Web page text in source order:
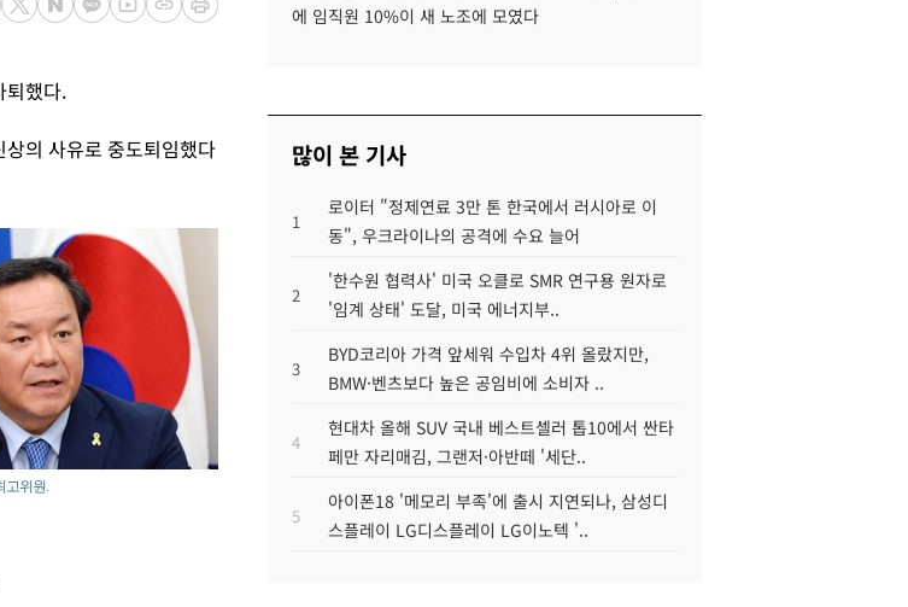
퇴했다.
의 사유로 중도퇴임했다
고위원.
에 임직원 10%이 새 노조에 모였다
많이 본 기사
1
로이터 "정제연료 3만 톤 한국에서 러시아로 이
동", 우크라이나의 공격에 수요 늘어
2
'한수원 협력사' 미국 오클로 SMR 연구용 원자로
'임계 상태' 도달, 미국 에너지부..
3
BYD코리아 가격 앞세워 수입차 4위 올랐지만,
BMW·벤츠보다 높은 공임비에 소비자 ..
4
현대차 올해 SUV 국내 베스트셀러 톱10에서 싼타
페만 자리매김, 그랜저·아반떼 '세단..
5
아이폰18 '메모리 부족'에 출시 지연되나, 삼성디
스플레이 LG디스플레이 LG이노텍 '..